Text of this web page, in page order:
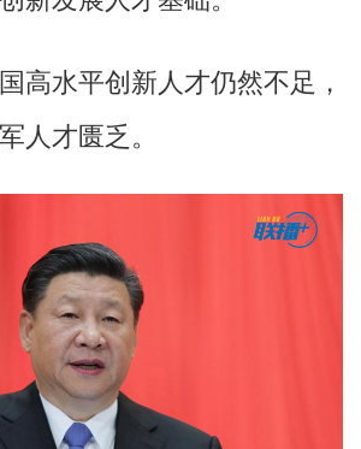
水平创新人才仍然不足，
人才匮乏。